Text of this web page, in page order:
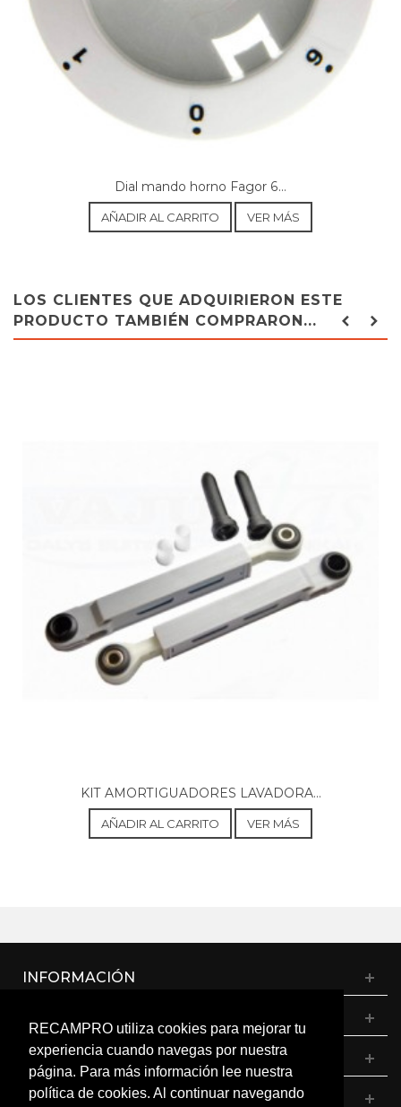
RECAMPRO utiliza cookies para mejorar tu
experiencia cuando navegas por nuestra
página. Para más información lee nuestra
política de cookies. Al continuar navegando
Dial mando horno Fagor 6...
AÑADIR AL CARRITO VER MÁS
LOS CLIENTES QUE ADQUIRIERON ESTE
PRODUCTO TAMBIÉN COMPRARON...
KIT AMORTIGUADORES LAVADORA...
AÑADIR AL CARRITO VER MÁS
INFORMACIÓN
MI CUENTA
CONTÁCTANOS